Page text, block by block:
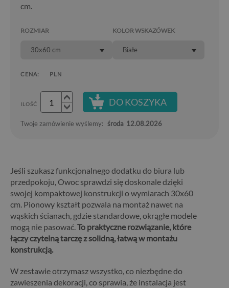
cm.
ROZMIAR
30x60 cm
KOLOR WSKAZÓWEK
Białe
CENA: PLN
ILOŚĆ DO KOSZYKA
Twoje zamówienie wyślemy: środa 12.08.2026
Jeśli szukasz funkcjonalnego dodatku do biura lub
przedpokoju, Owoc sprawdzi się doskonale dzięki
swojej kompaktowej konstrukcji o wymiarach 30x60
cm. Pionowy kształt pozwala na montaż nawet na
wąskich ścianach, gdzie standardowe, okrągłe modele
mogą nie pasować.To praktyczne rozwiązanie, które
łączy czytelną tarczę z solidną, łatwą w montażu
konstrukcją.
W zestawie otrzymasz wszystko, co niezbędne do
zawieszenia dekoracji, co sprawia, że instalacja jest